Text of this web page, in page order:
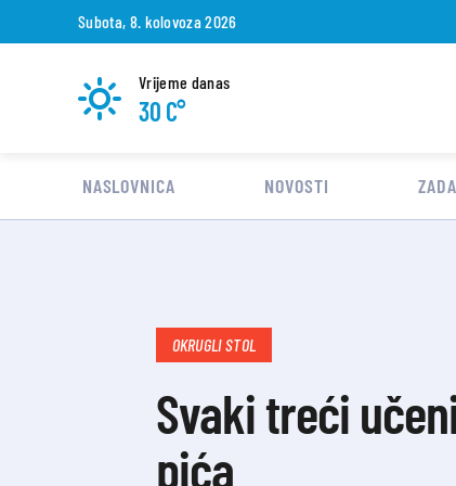
Subota, 8. kolovoza 2026
Vrijeme danas
30 C°
NASLOVNICA NOVOSTI
OKRUGLI STOL
Svaki treći
pića